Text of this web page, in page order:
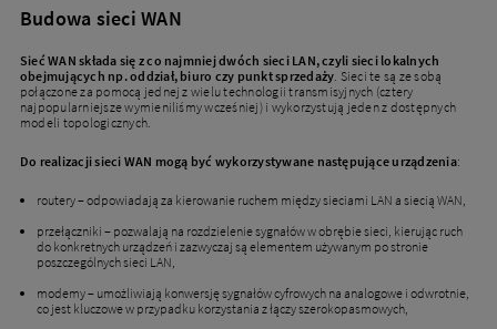
Budowa sieci WAN
Sieć WAN składa się z co najmniej dwóch sieci LAN, czyli sieci lokalnych
obejmujących np. oddział, biuro czy punkt sprzedaży . Sieci te są ze sobą
połączone za pomocą jednej z wielu technologii transmisyjnych (cztery
najpopularniejsze wymieniliśmy wcześniej) i wykorzystują jeden z dostępnych
modeli topologicznych.
Do realizacji sieci WAN mogą być wykorzystywane następujące urządzenia:
routery – odpowiadają za kierowanie ruchem między sieciami LAN a siecią WAN,
przełączniki – pozwalają na rozdzielenie sygnałów w obrębie sieci, kierując ruch
do konkretnych urządzeń i zazwyczaj są elementem używanym po stronie
poszczególnych sieci LAN,
modemy – umożliwiają konwersję sygnałów cyfrowych na analogowe i odwrotnie,
co jest kluczowe w przypadku korzystania z łączy szerokopasmowych,